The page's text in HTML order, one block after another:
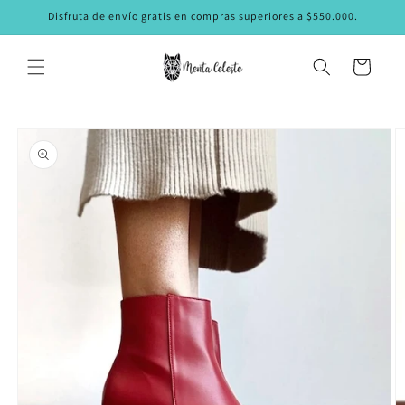
directamente
al contenido
Disfruta de envío gratis en compras superiores a $550.000.
Carrito
directamente
a la
información
del producto